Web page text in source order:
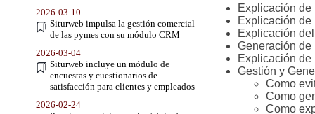
2026-03-10
Siturweb impulsa la gestión comercial
de las pymes con su módulo CRM
2026-03-04
Siturweb incluye un módulo de
encuestas y cuestionarios de
satisfacción para clientes y empleados
2026-02-24
Explicación
Explicación de
Explicación
Generación de
Explicación
Gestión y
Como
Como
Como